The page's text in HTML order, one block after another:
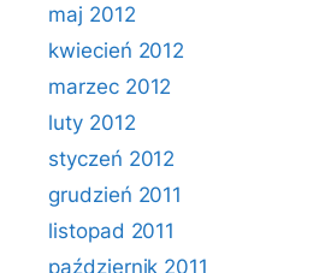
maj 2012
kwiecień 2012
marzec 2012
luty 2012
styczeń 2012
grudzień 2011
listopad 2011
październik 2011